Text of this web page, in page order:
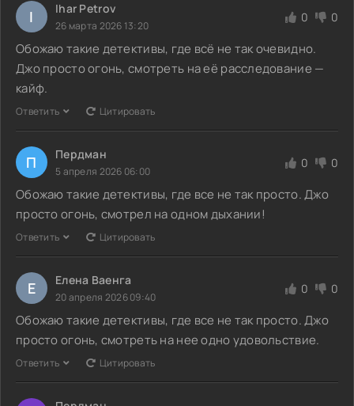
I Ihar Petrov
26 марта 2026 13:20
0 0
Обожаю такие детективы, где всё не так очевидно.
Джо просто огонь, смотреть на её расследование —
кайф.
Ответить Цитировать
П Пердман
5 апреля 2026 06:00
0 0
Обожаю такие детективы, где все не так просто. Джо
просто огонь, смотрел на одном дыхании!
Ответить Цитировать
Е Елена Ваенга
20 апреля 2026 09:40
0 0
Обожаю такие детективы, где все не так просто. Джо
просто огонь, смотреть на нее одно удовольствие.
Ответить Цитировать